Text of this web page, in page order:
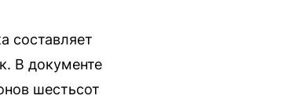
составляет
В документе
шестьсот